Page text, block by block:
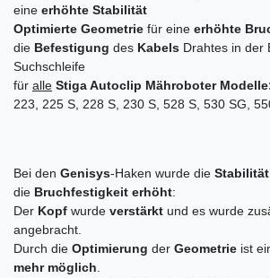
eine erhöhte Stabilität
Optimierte Geometrie für eine erhöhte
die Befestigung des Kabels Drahtes in der
Suchschleife
für alle Stiga Autoclip Mähroboter
223, 225 S, 228 S, 230 S, 528 S, 530 SG,
Bei den Genisys-Haken wurde die Stabilität
die Bruchfestigkeit erhöht:
Der Kopf wurde verstärkt und es wurde
angebracht.
Durch die Optimierung der Geometrie ist
mehr möglich